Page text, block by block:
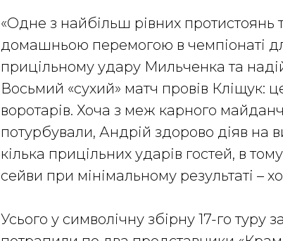
«Одне з найбільш рівних
домашньою перемогою в чемпіонаті
прицільному удару Мильченка та
Восьмий «сухий» матч провів Кліщук:
воротарів. Хоча з меж карного
потурбували, Андрій здорово діяв на
кілька прицільних ударів гостей, в
сейви при мінімальному результаті –
Усього у символічну збірну 17-го туру